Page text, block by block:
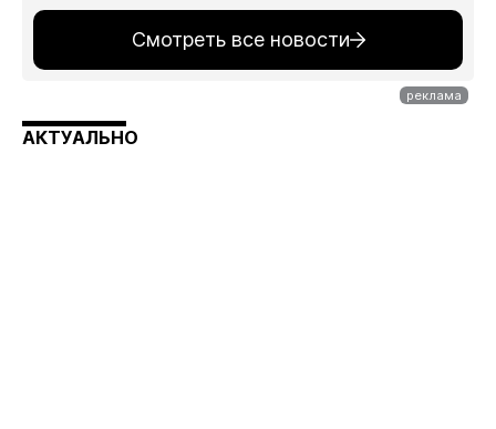
Смотреть все новости
АКТУАЛЬНО